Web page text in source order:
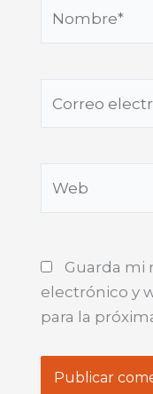
electrónico*
Guarda mi
electrónico y
para la